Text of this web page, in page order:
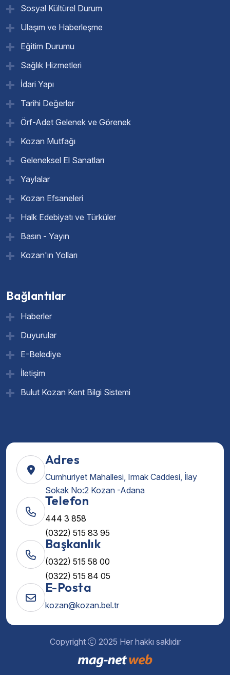
Sosyal Kültürel Durum
Ulaşım ve Haberleşme
Eğitim Durumu
Sağlık Hizmetleri
İdari Yapı
Tarihi Değerler
Örf-Adet Gelenek ve Görenek
Kozan Mutfağı
Geleneksel El Sanatları
Yaylalar
Kozan Efsaneleri
Halk Edebiyatı ve Türküler
Basın - Yayın
Kozan'ın Yolları
Bağlantılar
Haberler
Duyurular
E-Belediye
İletişim
Bulut Kozan Kent Bilgi Sistemi
Adres
Cumhuriyet Mahallesi, Irmak Caddesi, İlay
Sokak No:2 Kozan -Adana
Telefon
444 3 858
(0322) 515 83 95
Başkanlık
(0322) 515 58 00
(0322) 515 84 05
E-Posta
kozan@kozan.bel.tr
Copyright 2025 Her hakkı saklıdır